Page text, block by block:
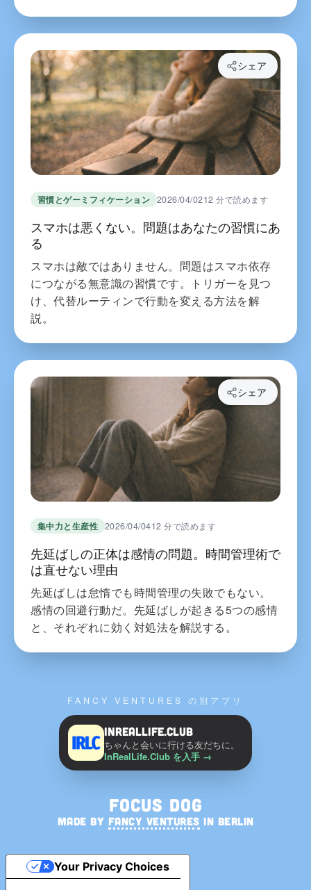
習慣とゲーミフィケーション 2026/04/0212 分で読めます
スマホは悪くない。問題はあなたの習慣にあ
る
スマホは敵ではありません。問題はスマホ依存
につながる無意識の習慣です。トリガーを見つ
け、代替ルーティンで行動を変える方法を解
説。
シェア
集中力と生産性 2026/04/0412 分で読めます
先延ばしの正体は感情の問題。時間管理術で
は直せない理由
先延ばしは怠惰でも時間管理の失敗でもない。
感情の回避行動だ。先延ばしが起きる5つの感情
と、それぞれに効く対処法を解説する。
シェア
FANCY VENTURES の別アプリ
InRealLife.Club
ちゃんと会いに行ける友だちに。
InRealLife.Club を入手 →
Focus Dog
MADE BY FANCY VENTURES IN BERLIN
Your Privacy Choices